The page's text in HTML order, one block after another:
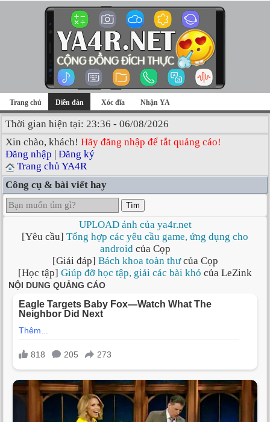
Trang chủ Diễn đàn Xóc đĩa Nhận YA
Thời gian hiện tại: 23:36 - 06/08/2026
Xin chào, khách! Hãy đăng nhập để tắt quảng cáo!
Đăng nhập | Đăng ký
Trang chủ YA4R
Công cụ & bài viết hay
Tìm
UPLOAD ảnh của ya4r.net
[Yêu cầu] Tổng hợp các yêu cầu game, ứng dụng cho
androidcủa Cọp
[Giải đáp] Bách khoa toàn thưcủa Cọp
[Học tập] Giúp đỡ học tập, giải các bài khó của LeZink